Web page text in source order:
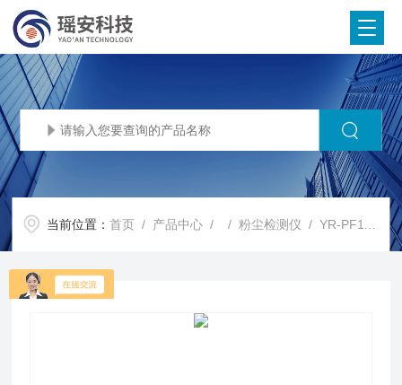
当前位置：首页 / 产品中心 / /粉尘检测仪 / YR-PF110工业粉尘测量仪 三合一便携检测